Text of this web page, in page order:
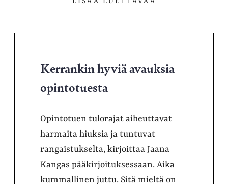
Kerrankin hyviä avauksia
opintotuesta
Opintotuen tulorajat aiheuttavat
harmaita hiuksia ja tuntuvat
rangaistukselta, kirjoittaa Jaana
Kangas pääkirjoituksessaan. Aika
kummallinen juttu. Sitä mieltä on